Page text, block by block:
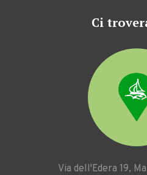
Ci
Via dell'Edera 19,